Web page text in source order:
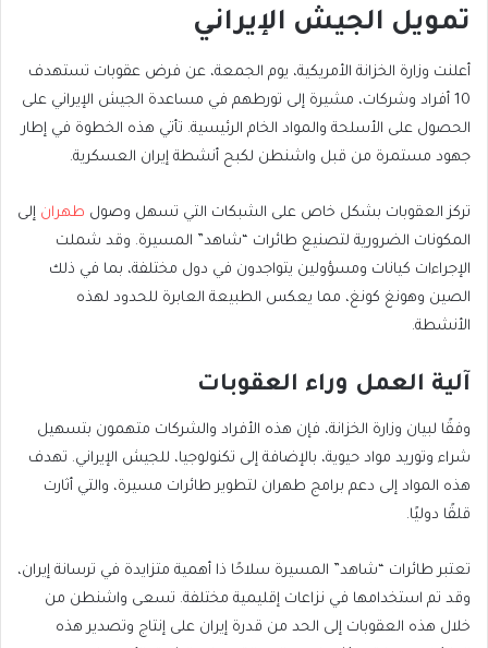
تمويل الجيش الإيراني
أعلنت وزارة الخزانة الأمريكية، يوم الجمعة، عن فرض عقوبات تستهدف
10 أفراد وشركات، مشيرة إلى تورطهم في مساعدة الجيش الإيراني على
الحصول على الأسلحة والمواد الخام الرئيسية. تأتي هذه الخطوة في إطار
جهود مستمرة من قبل واشنطن لكبح أنشطة إيران العسكرية.
تركز العقوبات بشكل خاص على الشبكات التي تسهل وصول طهران إلى
المكونات الضرورية لتصنيع طائرات “شاهد” المسيرة. وقد شملت
الإجراءات كيانات ومسؤولين يتواجدون في دول مختلفة، بما في ذلك
الصين وهونغ كونغ، مما يعكس الطبيعة العابرة للحدود لهذه
الأنشطة.
آلية العمل وراء العقوبات
وفقًا لبيان وزارة الخزانة، فإن هذه الأفراد والشركات متهمون بتسهيل
شراء وتوريد مواد حيوية، بالإضافة إلى تكنولوجيا، للجيش الإيراني. تهدف
هذه المواد إلى دعم برامج طهران لتطوير طائرات مسيرة، والتي أثارت
قلقًا دوليًا.
تعتبر طائرات “شاهد” المسيرة سلاحًا ذا أهمية متزايدة في ترسانة إيران،
وقد تم استخدامها في نزاعات إقليمية مختلفة. تسعى واشنطن من
خلال هذه العقوبات إلى الحد من قدرة إيران على إنتاج وتصدير هذه